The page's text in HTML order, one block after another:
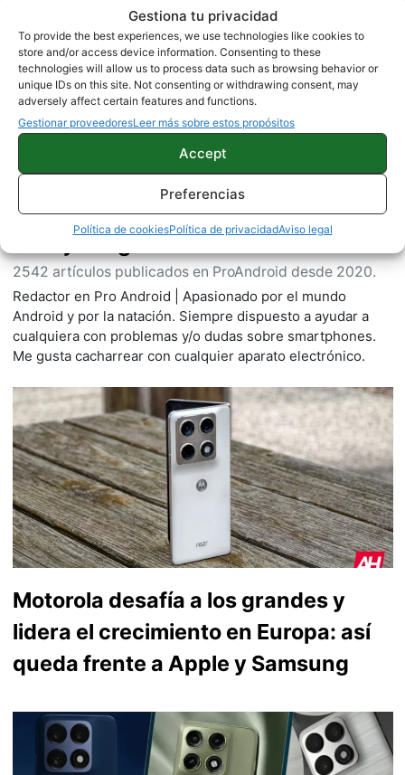
Gestiona tu privacidad
To provide the best experiences, we use technologies like cookies to
store and/or access device information. Consenting to these
technologies will allow us to process data such as browsing behavior or
unique IDs on this site. Not consenting or withdrawing consent, may
adversely affect certain features and functions.
Gestionar proveedoresLeer más sobre estos propósitos
Accept
Preferencias
Política de cookiesPolítica de privacidadAviso legal
Sobre este autor
Juanjo Segura
2542 artículos publicados en ProAndroid desde 2020.
Redactor en Pro Android | Apasionado por el mundo
Android y por la natación. Siempre dispuesto a ayudar a
cualquiera con problemas y/o dudas sobre smartphones.
Me gusta cacharrear con cualquier aparato electrónico.
Motorola desafía a los grandes y
lidera el crecimiento en Europa: así
queda frente a Apple y Samsung